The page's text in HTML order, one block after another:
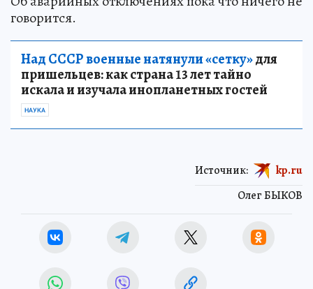
говорится.
Над СССР военные натянули «сетку»для
пришельцев: как страна 13 лет тайно
искала и изучала инопланетных гостей
НАУКА
Олег БЫКОВ
Источник: kp.ru